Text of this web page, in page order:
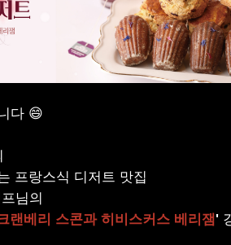
다 😄
프랑스식 디저트 맛집
님의
랜베리 스콘과 히비스커스 베리잼'